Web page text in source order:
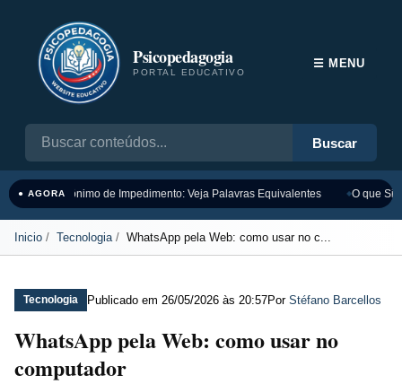
Psicopedagogia
PORTAL EDUCATIVO
Buscar
☰ MENU
● AGORASinônimo de Impedimento: Veja Palavras Equivalentes O que
Inicio Tecnologia WhatsApp pela Web: como usar no c...
Tecnologia Publicado em 26/05/2026 às 20:57Por Stéfano Barcellos
WhatsApp pela Web: como usar no
computador